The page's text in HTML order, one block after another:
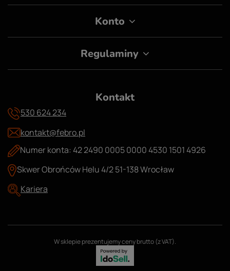
Konto
Regulaminy
Kontakt
530 624 234
kontakt@febro.pl
Numer konta: 42 2490 0005 0000 4530 1501 4926
Skwer Obrońców Helu 4/2 51-138 Wrocław
Kariera
W sklepie prezentujemy ceny brutto (z VAT).